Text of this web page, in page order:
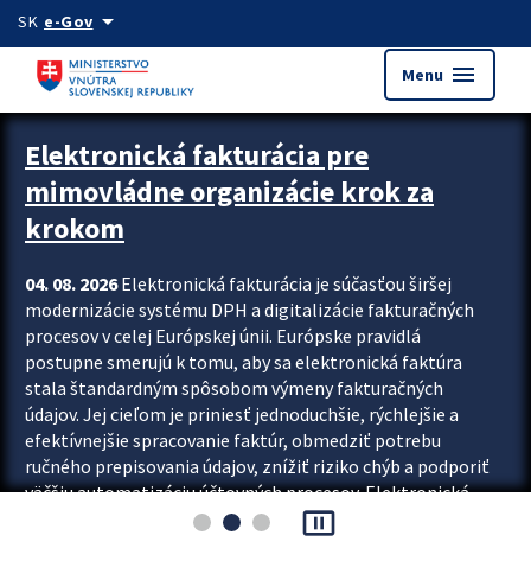
Preskocit na hlavný obsah
SK e-Govarrow_drop_down
Menu menu
Zastavit automatický posun upútavok
Elektronická fakturácia pre
mimovládne organizácie krok za
krokom
04. 08. 2026Elektronická fakturácia je súčasťou širšej
modernizácie systému DPH a digitalizácie fakturačných
procesov v celej Európskej únii. Európske pravidlá
postupne smerujú k tomu, aby sa elektronická faktúra
stala štandardným spôsobom výmeny fakturačných
údajov. Jej cieľom je priniesť jednoduchšie, rýchlejšie a
efektívnejšie spracovanie faktúr, obmedziť potrebu
ručného prepisovania údajov, znížiť riziko chýb a podporiť
väčšiu automatizáciu účtovných procesov. Elektronická
fakturácia preto nepredstavuje...
pause_presentation